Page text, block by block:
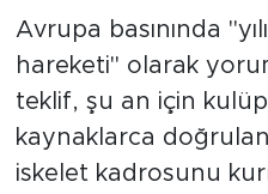
Avrupa basınında
hareketi" olarak
teklif, şu an için
kaynaklarca
iskelet kadrosunu